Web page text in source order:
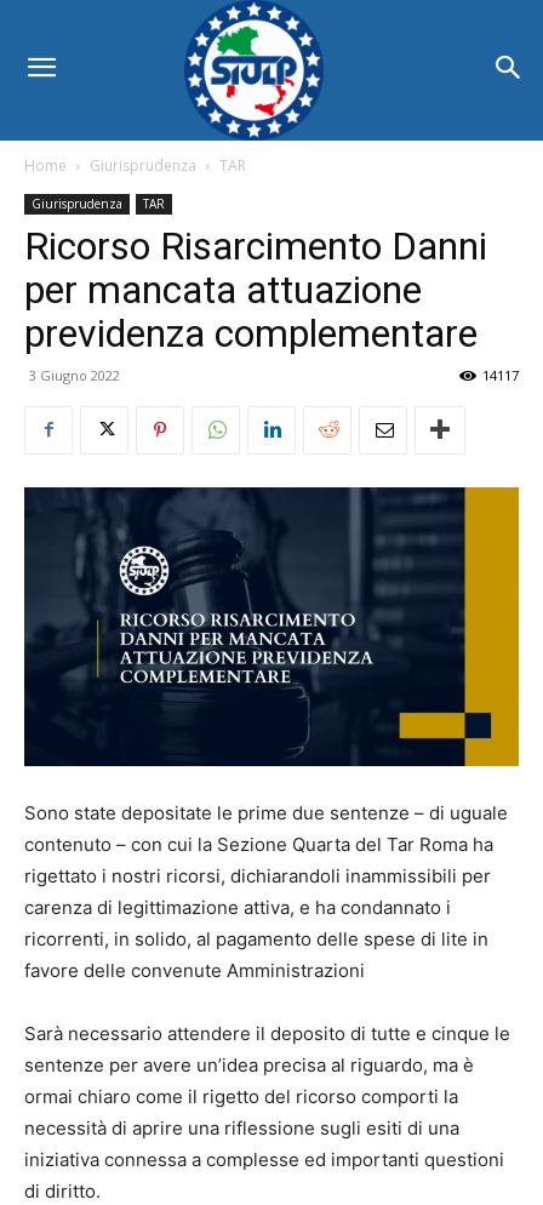
Home Giurisprudenza TAR
Giurisprudenza TAR
Ricorso Risarcimento Danni
per mancata attuazione
previdenza complementare
3 Giugno 2022 14117
Sono state depositate le prime due sentenze – di uguale
contenuto – con cui la Sezione Quarta del Tar Roma ha
rigettato i nostri ricorsi, dichiarandoli inammissibili per
carenza di legittimazione attiva, e ha condannato i
ricorrenti, in solido, al pagamento delle spese di lite in
favore delle convenute Amministrazioni
Sarà necessario attendere il deposito di tutte e cinque le
sentenze per avere un’idea precisa al riguardo, ma è
ormai chiaro come il rigetto del ricorso comporti la
necessità di aprire una riflessione sugli esiti di una
iniziativa connessa a complesse ed importanti questioni
di diritto.